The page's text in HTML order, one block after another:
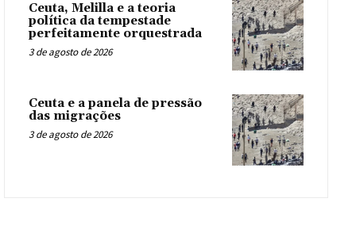
Ceuta, Melilla e a teoria
política da tempestade
perfeitamente orquestrada
3 de agosto de 2026
Ceuta e a panela de pressão
das migrações
3 de agosto de 2026